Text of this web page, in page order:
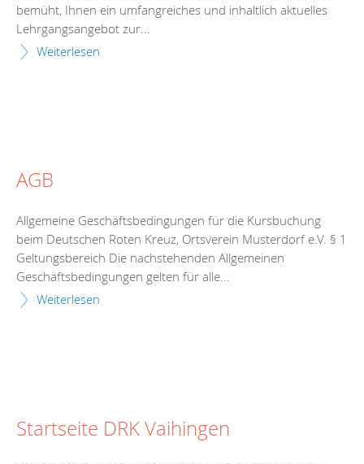
bemüht, Ihnen ein umfangreiches und inhaltlich aktuelles
Lehrgangsangebot zur...
Weiterlesen
AGB
Allgemeine Geschäftsbedingungen für die Kursbuchung
beim Deutschen Roten Kreuz, Ortsverein Musterdorf e.V. § 1
Geltungsbereich Die nachstehenden Allgemeinen
Geschäftsbedingungen gelten für alle...
Weiterlesen
Startseite DRK Vaihingen